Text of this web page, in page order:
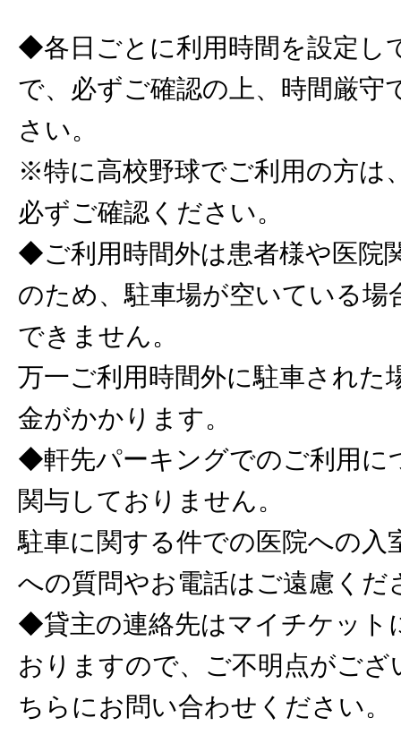
◆各日ごとに利用時間を設定し
で、必ずご確認の上、時間厳守
さい。
※特に高校野球でご利用の方は
必ずご確認ください。
◆ご利用時間外は患者様や医院
のため、駐車場が空いている場
できません。
万一ご利用時間外に駐車された
金がかかります。
◆軒先パーキングでのご利用に
関与しておりません。
駐車に関する件での医院への入
への質問やお電話はご遠慮くだ
◆貸主の連絡先はマイチケット
おりますので、ご不明点がござ
ちらにお問い合わせください。